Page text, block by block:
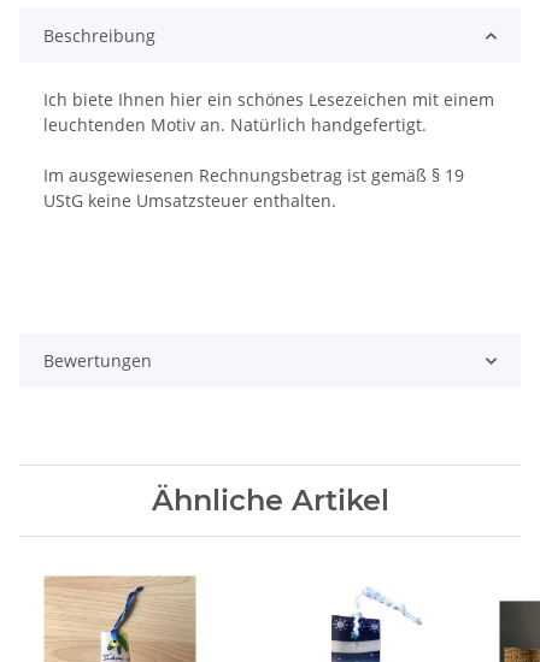
Beschreibung
Ich biete Ihnen hier ein schönes Lesezeichen mit einem
leuchtenden Motiv an. Natürlich handgefertigt.
Im ausgewiesenen Rechnungsbetrag ist gemäß § 19
UStG keine Umsatzsteuer enthalten.
Bewertungen
Ähnliche Artikel